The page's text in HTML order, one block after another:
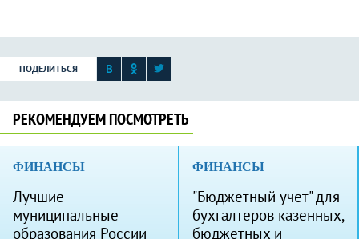
ПОДЕЛИТЬСЯ
РЕКОМЕНДУЕМ ПОСМОТРЕТЬ
ФИНАНСЫ
Лучшие
муниципальные
образования России
ФИНАНСЫ
"Бюджетный учет" для
бухгалтеров казенных,
бюджетных и